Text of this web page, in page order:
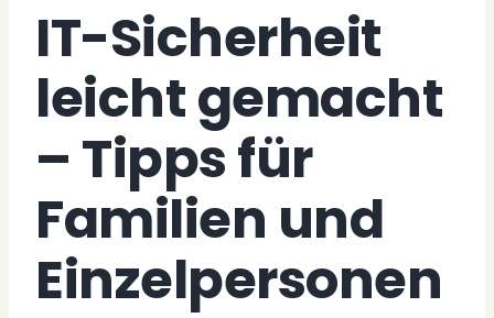
IT-Sicherheit
leicht gemacht
– Tipps für
Familien und
Einzelpersonen